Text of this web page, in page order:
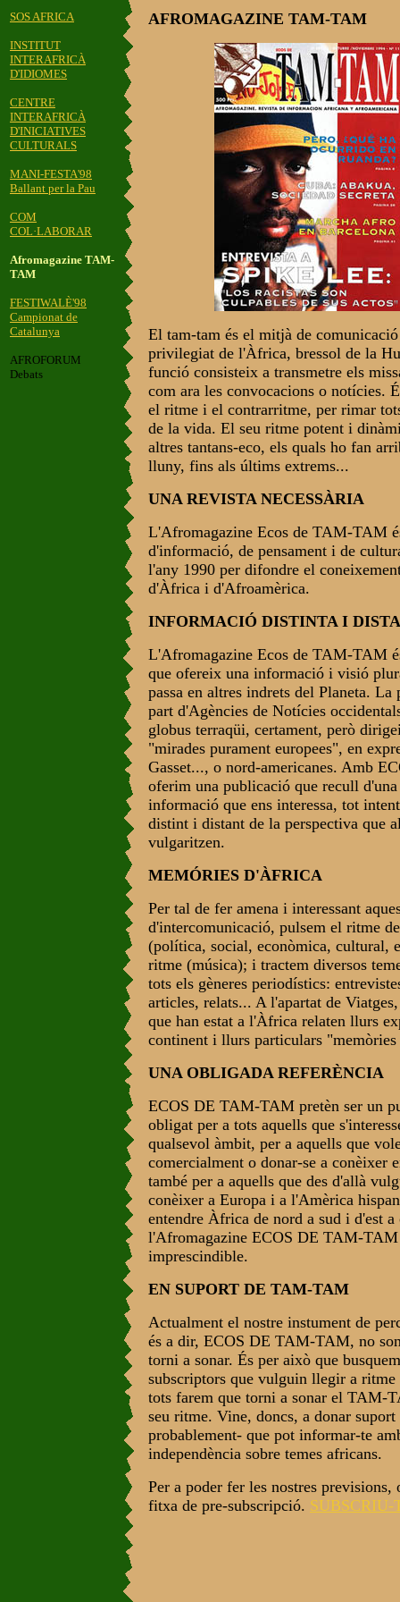
SOS AFRICA
INSTITUT
INTERAFRICÀ
D'IDIOMES
CENTRE
INTERAFRICÀ
D'INICIATIVES
CULTURALS
MANI-FESTA'98
Ballant per la Pau
COM
COL·LABORAR
Afromagazine TAM-
TAM
FESTIWALÈ'98
Campionat de
Catalunya
AFROFORUM
Debats
AFROMAGAZINE TAM-TAM
El tam-tam és el mitjà de
privilegiat de l'Àfrica, bressol de la
funció consisteix a transmetre els
com ara les convocacions o notícies.
el ritme i el contrarritme, per rimar
de la vida. El seu ritme potent i
altres tantans-eco, els quals ho fan
lluny, fins als últims extrems...
UNA REVISTA NECESSÀRIA
L'Afromagazine Ecos de TAM-TAM
d'informació, de pensament i de
l'any 1990 per difondre el
d'Àfrica i d'Afroamèrica.
INFORMACIÓ DISTINTA I
L'Afromagazine Ecos de TAM-TAM
que ofereix una informació i visió
passa en altres indrets del Planeta.
part d'Agències de Notícies
globus terraqüi, certament, però
"mirades purament europees", en
Gasset..., o nord-americanes. Amb
oferim una publicació que recull
informació que ens interessa, tot
distint i distant de la perspectiva que
vulgaritzen.
MEMÓRIES D'ÀFRICA
Per tal de fer amena i interessant
d'intercomunicació, pulsem el ritme
(política, social, econòmica, cultural,
ritme (música); i tractem diversos
tots els gèneres periodístics:
articles, relats... A l'apartat de
que han estat a l'Àfrica relaten llurs
continent i llurs particulars
UNA OBLIGADA REFERÈNCIA
ECOS DE TAM-TAM pretèn ser un
obligat per a tots aquells que
qualsevol àmbit, per a aquells que
comercialment o donar-se a conèixer
també per a aquells que des d'allà
conèixer a Europa i a l'Amèrica
entendre Àfrica de nord a sud i d'est a
l'Afromagazine ECOS DE TAM-TAM
imprescindible.
EN SUPORT DE TAM-TAM
Actualment el nostre instument de
és a dir, ECOS DE TAM-TAM, no
torni a sonar. És per això que
subscriptors que vulguin llegir a ritme
tots farem que torni a sonar el TAM-
seu ritme. Vine, doncs, a donar
probablement- que pot informar-te
independència sobre temes africans.
Per a poder fer les nostres previsions,
fitxa de pre-subscripció. SUBSCRIU-